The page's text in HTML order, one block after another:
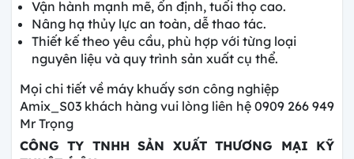
Vận hành mạnh mẽ, ổn định, tuổi thọ cao.
Nâng hạ thủy lực an toàn, dễ thao tác.
Thiết kế theo yêu cầu, phù hợp với từng loại
nguyên liệu và quy trình sản xuất cụ thể.
Mọi chi tiết về máy khuấy sơn công nghiệp
Amix_S03 khách hàng vui lòng liên hệ 0909 266 949
Mr Trọng
CÔNG TY TNHH SẢN XUẤT THƯƠNG MẠI KỸ